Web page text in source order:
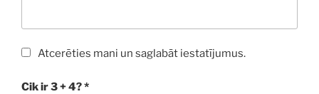
Atcerēties mani un saglabāt iestatījumus.
Cik ir 3 + 4?*